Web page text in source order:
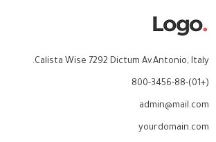
Calista Wise 7292 Dictum Av.Antonio, Italy.
(+01)-800-3456-88
admin@mail.com
yourdomain.com